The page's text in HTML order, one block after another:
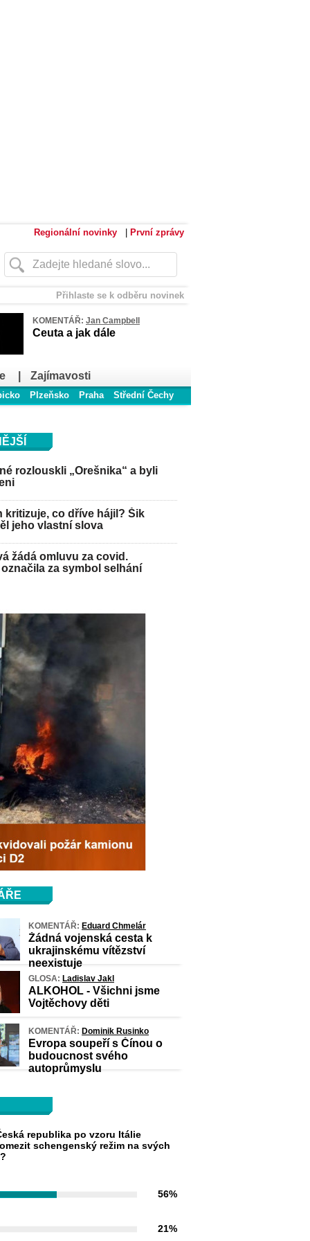
Regionální novinky První zprávy
Přihlaste se k odběru novinek
KOMENTÁŘ: Jan Campbell
Ceuta a jak dále
Zajímavosti
Plzeňsko Praha Střední Čechy
rozlouskli „Orešnika“ a byli
kritizuje, co dříve hájil? Šik
jeho vlastní slova
žádá omluvu za covid.
za symbol selhání
KOMENTÁŘ: Eduard Chmelár
Žádná vojenská cesta k
ukrajinskému vítězství
neexistuje
GLOSA: Ladislav Jakl
ALKOHOL - Všichni jsme
Vojtěchovy děti
KOMENTÁŘ: Dominik Rusinko
Evropa soupeří s Čínou o
budoucnost svého
autoprůmyslu
republika po vzoru Itálie
schengenský režim na svých
56%
21%